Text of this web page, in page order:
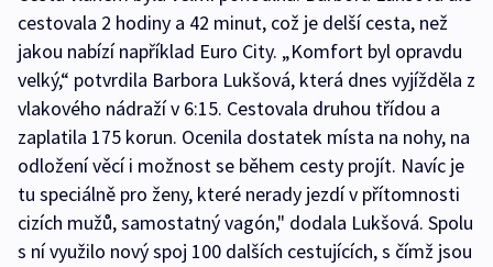
cestovala 2 hodiny a 42 minut, což je delší cesta, než
jakou nabízí například Euro City. „Komfort byl opravdu
velký,“ potvrdila Barbora Lukšová, která dnes vyjížděla z
vlakového nádraží v 6:15. Cestovala druhou třídou a
zaplatila 175 korun. Ocenila dostatek místa na nohy, na
odložení věcí i možnost se během cesty projít. Navíc je
tu speciálně pro ženy, které nerady jezdí v přítomnosti
cizích mužů, samostatný vagón," dodala Lukšová. Spolu
s ní využilo nový spoj 100 dalších cestujících, s čímž jsou